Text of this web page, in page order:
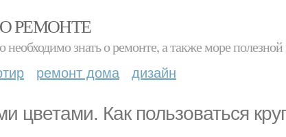
РЕМОНТЕ
необходимо знать о ремонте, а также море
ремонт дома дизайн
цветами. Как пользоваться